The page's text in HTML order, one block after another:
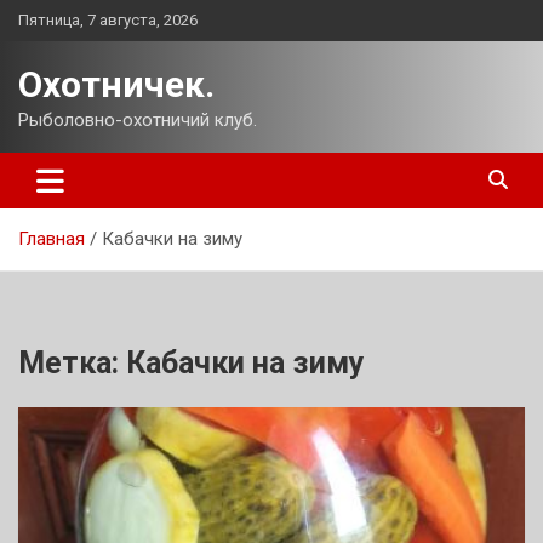
Перейти
Пятница, 7 августа, 2026
Охотничек.
Рыболовно-охотничий клуб.
Главная Кабачки на зиму
Метка: Кабачки на зиму